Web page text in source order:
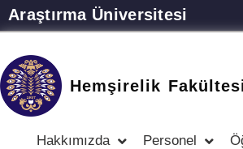
Araştırma Üniversitesi
Hemşirelik
Hakkımızda Personel